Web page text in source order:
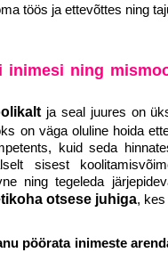
töös ja ettevõttes ning
inimesi ning
ja seal juures on
on väga oluline hoida
kuid seda
sisest
ning tegeleda
otsese juhiga,
pöörata inimeste